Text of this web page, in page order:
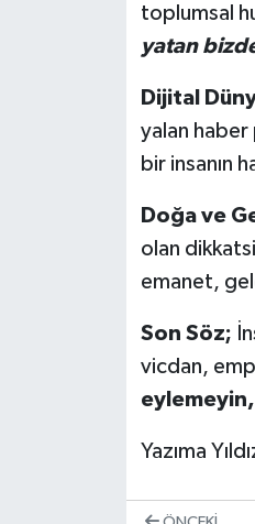
toplumsal
yatan
Dijital
yalan haber
bir insanın
Doğa ve
olan
emanet,
Son Söz;
vicdan,
Yazıma